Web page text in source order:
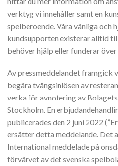
verktyg vi innehåller samt en
spelberoende. Våra vänliga och
kundsupporten existerar alltid
behöver hjälp eller funderar
Av pressmeddelandet framgick
begära tvångsinlösen av
verka för avnotering av
Stockholm. En
publicerades den 2 juni 2022
ersätter detta meddelande. Det
International meddelade på
förvärvet av det svenska